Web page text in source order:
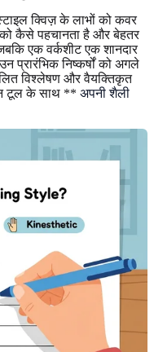
क्विज़ के लाभों को कवर
कैसे पहचानता है और बेहतर
एक वर्कशीट एक शानदार
प्रारंभिक निष्कर्षों को अगले
विश्लेषण और वैयक्तिकृत
टूल के साथ ** अपनी शैली